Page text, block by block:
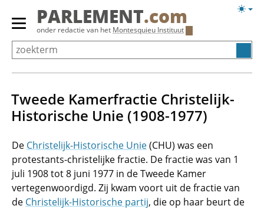
Overslaan
Primair
menu
tonen/verbergen
PARLEMENT.com
onder redactie van het Montesquieu Instituut
Tweede Kamerfractie Christelijk-
Historische Unie (1908-1977)
De Christelijk-Historische Unie(CHU) was een
protestants-christelijke fractie. De fractie was van 1
juli 1908 tot 8 juni 1977 in de Tweede Kamer
vertegenwoordigd. Zij kwam voort uit de fractie van
de Christelijk-Historische partij, die op haar beurt de